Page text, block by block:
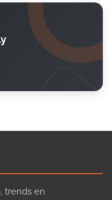
trends en